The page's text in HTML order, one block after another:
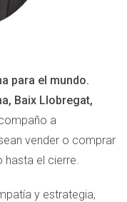
es la forma
sin haber
esto debería
directas a
para el mundo.
Baix Llobregat,
a
vender o comprar
hasta el cierre.
y estrategia,